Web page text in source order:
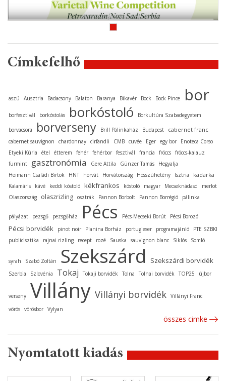
Címkefelhő
aszú Ausztria Badacsony Balaton Baranya Bikavér Bock Bock Pince bor
borfesztivál borkóstolás borkóstoló Borkultúra Szabadegyetem
borvacsora borverseny Brill Pálinkaház Budapest cabernet franc
cabernet sauvignon chardonnay cirfandli CMB cuvée Eger egy bor
Enoteca Corso
Etyeki Kúria
étel étterem fehér fehérbor fesztivál francia fröccs fröccs-kalauz
furmint
gasztronómia Gere Attila Günzer Tamás
Hegyalja
Heimann Családi Birtok
HNT horvát Horvátország Hosszúhetény Isztria kadarka
Kalamáris kávé keddi kóstoló kékfrankos kóstoló magyar Mecseknádasd
merlot
Olaszország
olaszrizling osztrák Pannon Borbolt Pannon Borrégió pálinka
pályázat pezsgő pezsgőház Pécs Pécs-Mecseki Borút Pécsi Borozó
Pécsi borvidék pinot noir Planina Borház portugieser programajánló
PTE SZBKI
publicisztika
rajnai rizling recept rozé Sauska sauvignon blanc Siklós Somló
syrah Szabó Zoltán Szekszárd Szekszárdi borvidék
Szerbia Szlovénia Tokaj Tokaji borvidék Tolna Tolnai borvidék TOP25 újbor
verseny Villány Villányi borvidék Villányi Franc
vörös vörösbor Vylyan
összes cimke
Nyomtatott kiadás